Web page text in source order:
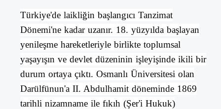
Türkiye'de laikliğin başlangıcı Tanzimat
Dönemi'ne kadar uzanır. 18. yüzyılda başlayan
yenileşme hareketleriyle birlikte toplumsal
yaşayışın ve devlet düzeninin işleyişinde ikili bir
durum ortaya çıktı. Osmanlı Üniversitesi olan
Darülfünun'a II. Abdulhamit döneminde 1869
tarihli nizamname ile fıkıh (Şer'i Hukuk)